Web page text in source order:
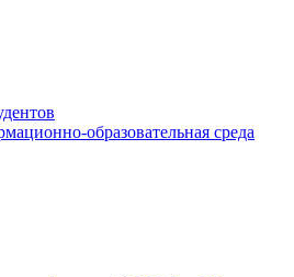
образовательная среда